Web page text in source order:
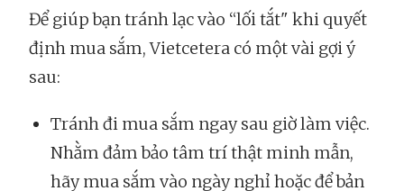
Để giúp bạn tránh lạc vào “lối tắt" khi quyết
định mua sắm, Vietcetera có một vài gợi ý
sau:
Tránh đi mua sắm ngay sau giờ làm việc.
Nhằm đảm bảo tâm trí thật minh mẫn,
hãy mua sắm vào ngày nghỉ hoặc để bản